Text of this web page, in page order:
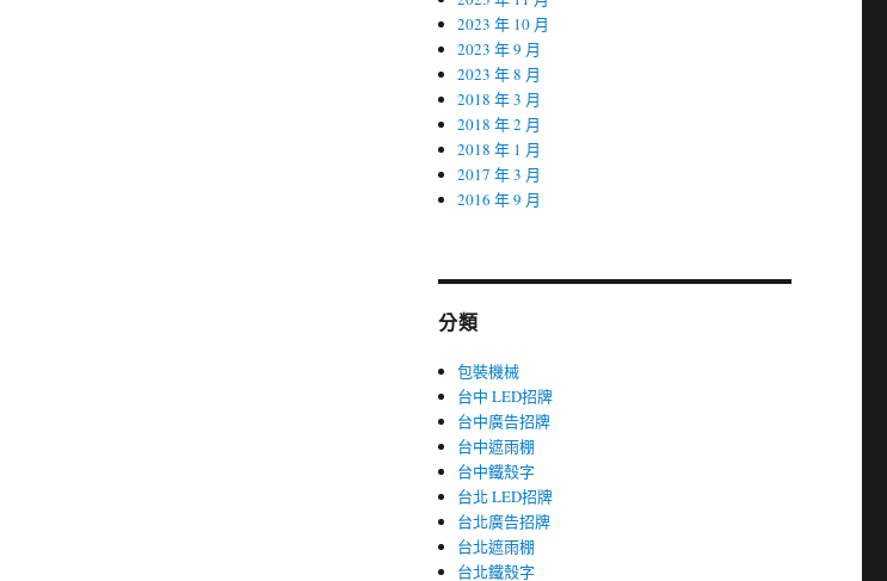
2023 年 10 月
2023 年 9 月
2023 年 8 月
2018 年 3 月
2018 年 2 月
2018 年 1 月
2017 年 3 月
2016 年 9 月
分類
包裝機械
台中 LED招牌
台中廣告招牌
台中遮雨棚
台中鐵殼字
台北 LED招牌
台北廣告招牌
台北遮雨棚
台北鐵殼字